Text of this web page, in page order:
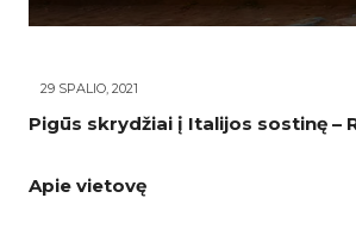
29 SPALIO, 2021
Pigūs skrydžiai į Italijos sostinę –
Apie vietovę